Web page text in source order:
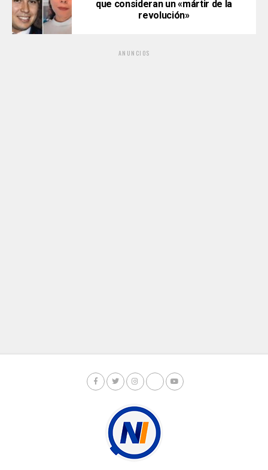
que consideran un «mártir de la
revolución»
ANUNCIOS